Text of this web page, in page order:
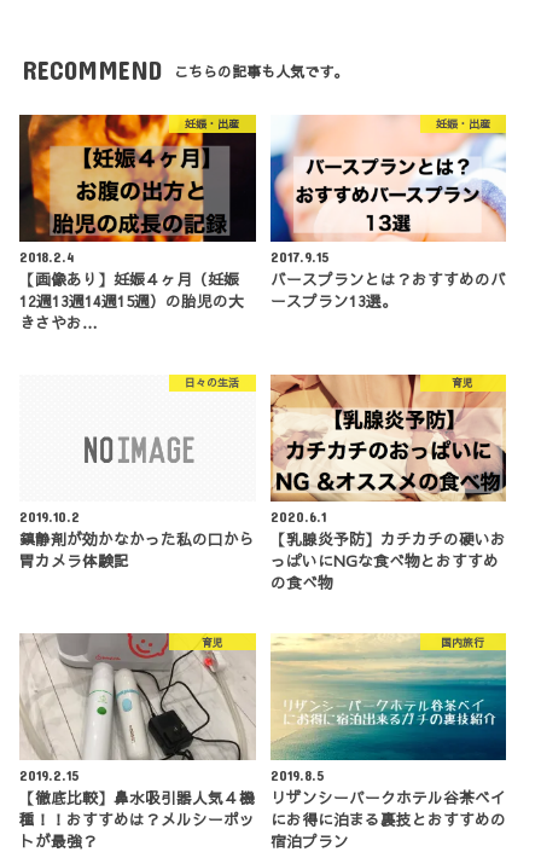
RECOMMEND こちらの記事も人気です。
妊娠・出産
2018.2.4
【画像あり】妊娠４ヶ月（妊娠
12週13週14週15週）の胎児の大
きさやお…
妊娠・出産
2017.9.15
バースプランとは？おすすめのバ
ースプラン13選。
日々の生活
2019.10.2
鎮静剤が効かなかった私の口から
胃カメラ体験記
育児
2020.6.1
【乳腺炎予防】カチカチの硬いお
っぱいにNGな食べ物とおすすめ
の食べ物
育児
2019.2.15
【徹底比較】鼻水吸引器人気４機
種！！おすすめは？メルシーポッ
トが最強？
国内旅行
2019.8.5
リザンシーパークホテル谷茶ベイ
にお得に泊まる裏技とおすすめの
宿泊プラン